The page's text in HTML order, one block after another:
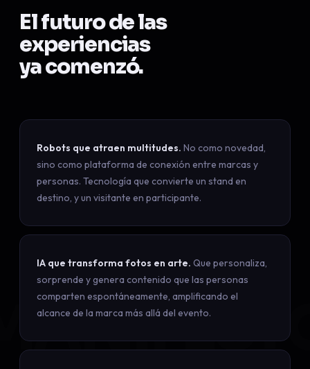
El futuro de las
experiencias
ya comenzó.
Robots que atraen multitudes. No como novedad,
sino como plataforma de conexión entre marcas y
personas. Tecnología que convierte un stand en
destino, y un visitante en participante.
IA que transforma fotos en arte. Que personaliza,
sorprende y genera contenido que las personas
comparten espontáneamente, amplificando el
alcance de la marca más allá del evento.